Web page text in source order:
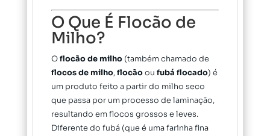
O Que É Flocão de
Milho?
Oflocão de milho(também chamado de
flocos de milho,flocãoou fubá flocado) é
um produto feito a partir do milho seco
que passa por um processo de laminação,
resultando em flocos grossos e leves.
Diferente do fubá (que é uma farinha fina